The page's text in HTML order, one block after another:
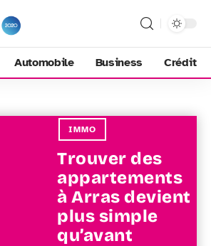
Automobile Business Crédit
IMMO
Trouver des
appartements
à Arras devient
plus simple
qu’avant